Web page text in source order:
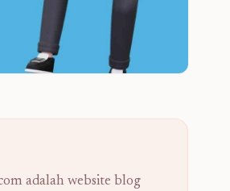
adalah website blog